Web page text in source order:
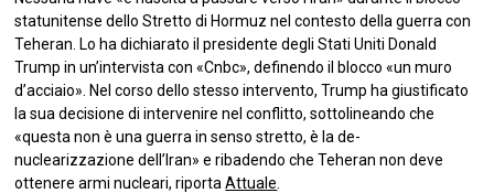
statunitense dello Stretto di Hormuz nel contesto della guerra con
Teheran. Lo ha dichiarato il presidente degli Stati Uniti Donald
Trump in un’intervista con «Cnbc», definendo il blocco «un muro
d’acciaio». Nel corso dello stesso intervento, Trump ha giustificato
la sua decisione di intervenire nel conflitto, sottolineando che
«questa non è una guerra in senso stretto, è la de-
nuclearizzazione dell’Iran» e ribadendo che Teheran non deve
ottenere armi nucleari, riportaAttuale